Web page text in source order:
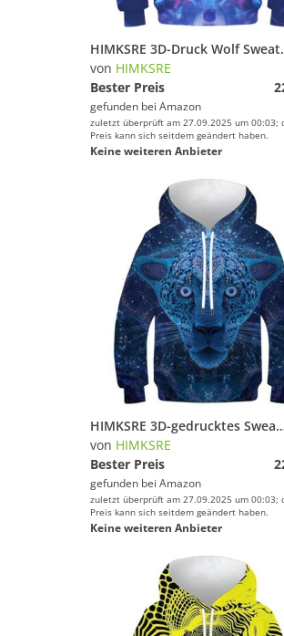
HIMKSRE 3D-Druck
von HIMKSRE
Bester Preis
gefunden bei Amazon
zuletzt überprüft am 27.09.2025 um 00:03;
Preis kann sich seitdem geändert haben.
Keine weiteren Anbieter
HIMKSRE 3D-gedrucktes Sweatshirt for Teenager, Mädchen und Jungen, Tiermuster, Kapuzenpullover,
von HIMKSRE
Bester Preis
gefunden bei Amazon
zuletzt überprüft am 27.09.2025 um 00:03;
Preis kann sich seitdem geändert haben.
Keine weiteren Anbieter